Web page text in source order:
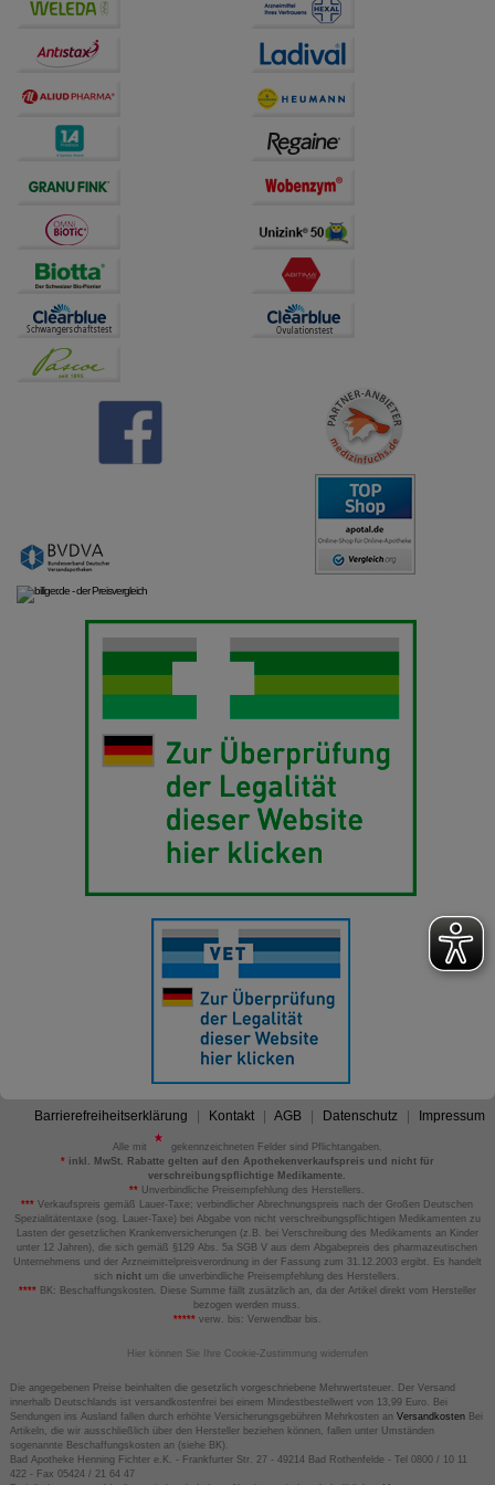
Bitte beachten Sie, dass Daten hierfür teilweise an
übertragen werden.
Barrierefreiheitserklärung Kontakt AGB Datenschutz Impressum
Alle mit
gekennzeichneten Felder sind Pflichtangaben.
*inkl. MwSt. Rabatte gelten auf den Apothekenverkaufspreis und nicht für
verschreibungspflichtige Medikamente.
** Unverbindliche Preisempfehlung des Herstellers.
*** Verkaufspreis gemäß Lauer-Taxe; verbindlicher Abrechnungspreis nach der Großen Deutschen
Spezialitätentaxe (sog. Lauer-Taxe) bei Abgabe von nicht verschreibungspflichtigen Medikamenten zu
Lasten der gesetzlichen Krankenversicherungen (z.B. bei Verschreibung des Medikaments an Kinder
unter 12 Jahren), die sich gemäß §129 Abs. 5a SGB V aus dem Abgabepreis des pharmazeutischen
Unternehmens und der Arzneimittelpreisverordnung in der Fassung zum 31.12.2003 ergibt. Es handelt
sich nicht um die unverbindliche Preisempfehlung des Herstellers.
****BK: Beschaffungskosten. Diese Summe fällt zusätzlich an, da der Artikel direkt vom Hersteller
bezogen werden muss.
*****verw. bis: Verwendbar bis.
Hier können Sie Ihre Cookie-Zustimmung widerrufen
Die angegebenen Preise beinhalten die gesetzlich vorgeschriebene Mehrwertsteuer. Der Versand
innerhalb Deutschlands ist versandkostenfrei bei einem Mindestbestellwert von 13,99 Euro. Bei
Sendungen ins Ausland fallen durch erhöhte Versicherungsgebühren Mehrkosten an VersandkostenBei
Artikeln, die wir ausschließlich über den Hersteller beziehen können, fallen unter Umständen
sogenannte Beschaffungskosten an (siehe BK).
Bad Apotheke Henning Fichter e.K. - Frankfurter Str. 27 - 49214 Bad Rothenfelde - Tel 0800 / 10 11
422 - Fax 05424 / 21 64 47